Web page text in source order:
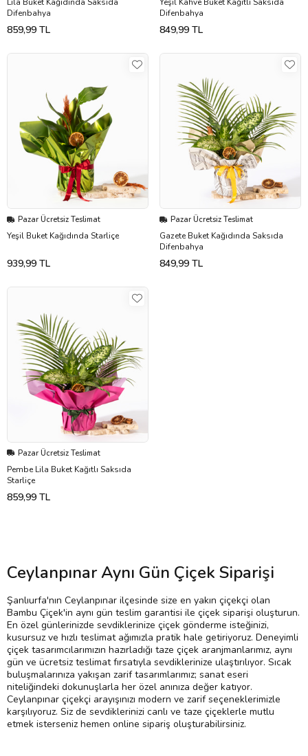
Lila Buket Kağıdında Saksıda
Difenbahya
859,99 TL
Yeşil Kahve Buket Kağıtlı Saksıda
Difenbahya
849,99 TL
Pazar Ücretsiz Teslimat
Yeşil Buket Kağıdında Starliçe
939,99 TL
Pazar Ücretsiz Teslimat
Gazete Buket Kağıdında Saksıda
Difenbahya
849,99 TL
Pazar Ücretsiz Teslimat
Pembe Lila Buket Kağıtlı Saksıda
Starliçe
859,99 TL
Ceylanpınar Aynı Gün Çiçek Siparişi
Şanlıurfa'nın Ceylanpınar ilçesinde size en yakın çiçekçi olan
Bambu Çiçek'in aynı gün teslim garantisi ile çiçek siparişi oluşturun.
En özel günlerinizde sevdiklerinize çiçek gönderme isteğinizi,
kusursuz ve hızlı teslimat ağımızla pratik hale getiriyoruz. Deneyimli
çiçek tasarımcılarımızın hazırladığı taze çiçek aranjmanlarımız, aynı
gün ve ücretsiz teslimat fırsatıyla sevdiklerinize ulaştırılıyor. Sıcak
buluşmalarınıza yakışan zarif tasarımlarımız; sanat eseri
niteliğindeki dokunuşlarla her özel anınıza değer katıyor.
Ceylanpınar çiçekçi arayışınızı modern ve zarif seçeneklerimizle
karşılıyoruz. Siz de sevdiklerinizi canlı ve taze çiçeklerle mutlu
etmek isterseniz hemen online sipariş oluşturabilirsiniz.